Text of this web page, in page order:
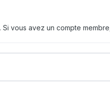
vous avez un compte membre,